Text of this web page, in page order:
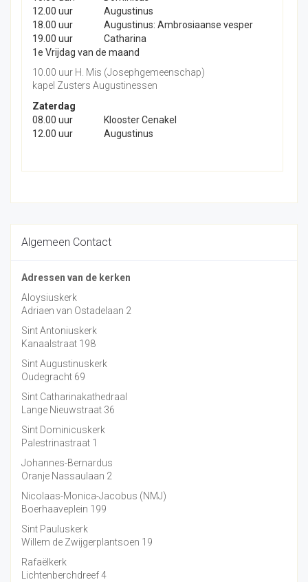
12.00 uur
Augustinus
18.00 uur
Augustinus: Ambrosiaanse vesper
19.00 uur
Catharina
1e Vrijdag van de maand
10.00 uur H. Mis (Josephgemeenschap)
kapel Zusters Augustinessen
Zaterdag
08.00 uur
Klooster Cenakel
12.00 uur
Augustinus
Algemeen Contact
Adressen van de kerken
Aloysiuskerk
Adriaen van Ostadelaan 2
Sint Antoniuskerk
Kanaalstraat 198
Sint Augustinuskerk
Oudegracht 69
Sint Catharinakathedraal
Lange Nieuwstraat 36
Sint Dominicuskerk
Palestrinastraat 1
Johannes-Bernardus
Oranje Nassaulaan 2
Nicolaas-Monica-Jacobus (NMJ)
Boerhaaveplein 199
Sint Pauluskerk
Willem de Zwijgerplantsoen 19
Rafaëlkerk
Lichtenberchdreef 4